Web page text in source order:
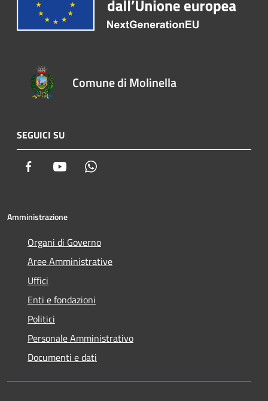
Comune di Molinella
SEGUICI SU
Facebook Youtube
Amministrazione
Organi di Governo
Aree Amministrative
Uffici
Enti e fondazioni
Politici
Personale Amministrativo
Documenti e dati